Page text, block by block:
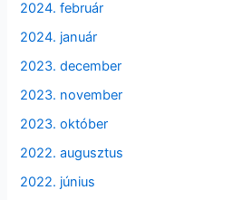
2024. február
2024. január
2023. december
2023. november
2023. október
2022. augusztus
2022. június